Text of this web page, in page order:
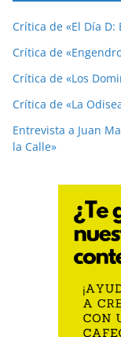
Crítica de «El Día
Crítica de
Crítica de «Los
Crítica de «La
Entrevista a Juan
la Calle»